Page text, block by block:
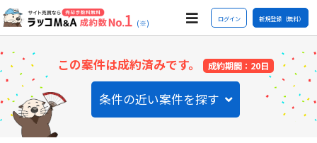
(※) ログイン 新規登録（無料）
この案件は成約済みです。 成約期間：20日
条件の近い案件を探す